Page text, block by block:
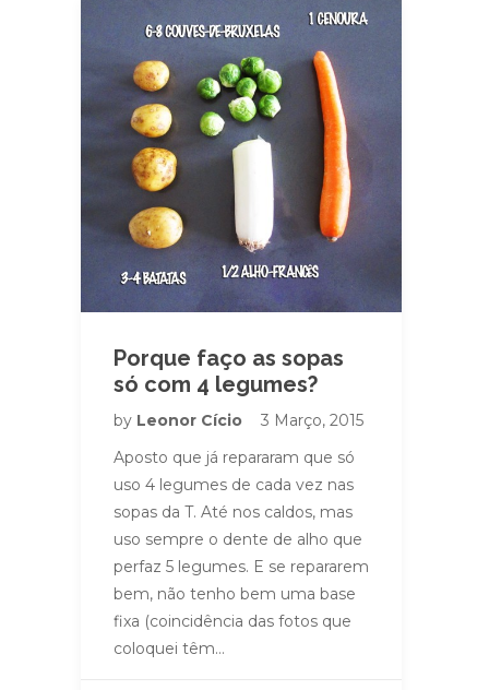
Porque faço as sopas
só com 4 legumes?
by Leonor Cício
3 Março, 2015
Aposto que já repararam que só
uso 4 legumes de cada vez nas
sopas da T. Até nos caldos, mas
uso sempre o dente de alho que
perfaz 5 legumes. E se repararem
bem, não tenho bem uma base
fixa (coincidência das fotos que
coloquei têm…